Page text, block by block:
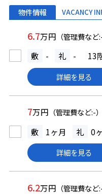
物件情報 VACANCY
6.7万円 （管理費など:-
敷 - 礼 - 13
詳細を見る
7万円 （管理費など:-）
敷 1ヶ月 礼 0
詳細を見る
6.2万円 （管理費など:-